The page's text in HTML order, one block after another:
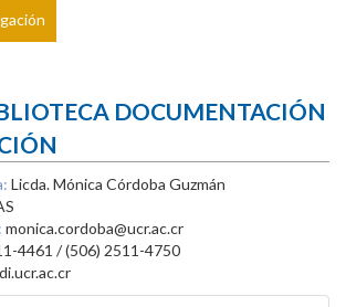
DOCUMENTACIÓN
Licda. Mónica Córdoba Guzmán
monica.cordoba@ucr.ac.cr
4461 / (506) 2511-4750